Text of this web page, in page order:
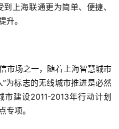
上海联通更为简单、便捷、
升。
市场之一，随着上海智慧城市
为标志的无线城市推进是必然
建设2011-2013年行动计划
专项。